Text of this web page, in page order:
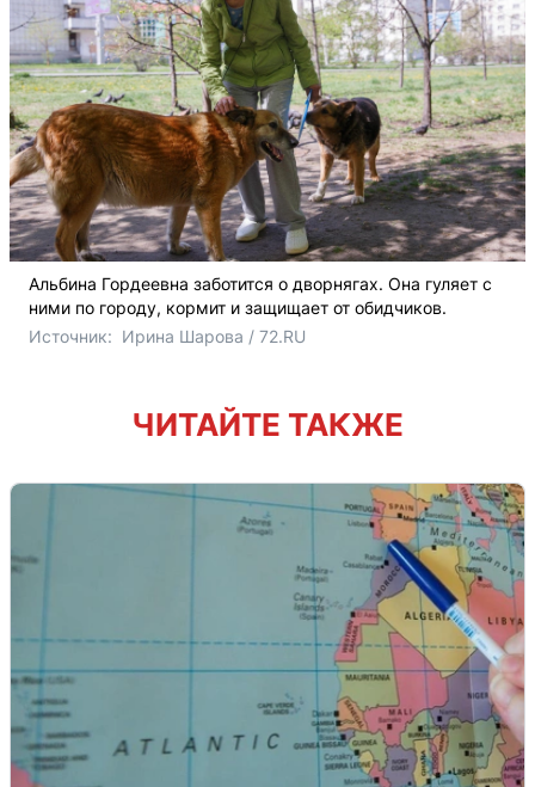
Альбина Гордеевна заботится о дворнягах. Она гуляет с
ними по городу, кормит и защищает от обидчиков.
Источник: Ирина Шарова / 72.RU
ЧИТАЙТЕ ТАКЖЕ